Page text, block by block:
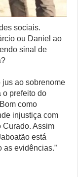
sociais.
ou Daniel ao
sinal de
jus ao sobrenome
o prefeito do
como
injustiça com
Curado. Assim
está
as evidências.”